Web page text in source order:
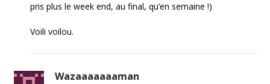
pris plus le week end, au final, qu’en semaine !)
Voili voilou.
Wazaaaaaaaman